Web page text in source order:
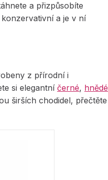
a přizpůsobíte
a je v ní
z přírodní i
si elegantníčerné, hnědé
širších chodidel, přečtěte